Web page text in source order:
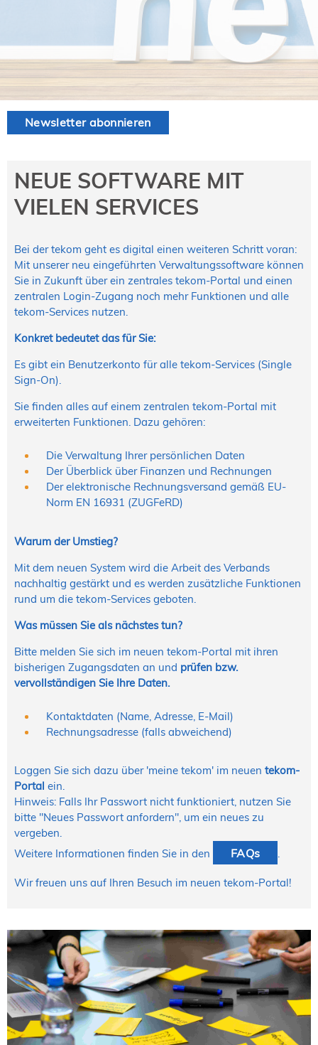
Mitglied werden
Expertenrat
Stellengesuche
Dienstleister
Newsletter abonnieren
NEUE SOFTWARE MIT
VIELEN SERVICES
Bei der tekom geht es digital einen weiteren Schritt voran:
Mit unserer neu eingeführten Verwaltungssoftware können
Sie in Zukunft über ein zentrales tekom-Portal und einen
zentralen Login-Zugang noch mehr Funktionen und alle
tekom-Services nutzen.
Konkret bedeutet das für Sie:
Es gibt ein Benutzerkonto für alle tekom-Services (Single
Sign-On).
Sie finden alles auf einem zentralen tekom-Portal mit
erweiterten Funktionen. Dazu gehören:
Die Verwaltung Ihrer persönlichen Daten
Der Überblick über Finanzen und Rechnungen
Der elektronische Rechnungsversand gemäß EU-
Norm EN 16931 (ZUGFeRD)
Warum der Umstieg?
Mit dem neuen System wird die Arbeit des Verbands
nachhaltig gestärkt und es werden zusätzliche Funktionen
rund um die tekom-Services geboten.
Was müssen Sie als nächstes tun?
Bitte melden Sie sich im neuen tekom-Portal mit ihren
bisherigen Zugangsdaten an und prüfen bzw.
vervollständigen Sie Ihre Daten.
Kontaktdaten (Name, Adresse, E-Mail)
Rechnungsadresse (falls abweichend)
Loggen Sie sich dazu über 'meine tekom' im neuen tekom-
Portal ein.
Hinweis: Falls Ihr Passwort nicht funktioniert, nutzen Sie
bitte "Neues Passwort anfordern", um ein neues zu
vergeben.
Weitere Informationen finden Sie in den
FAQs
Wir freuen uns auf Ihren Besuch im neuen tekom-Portal!